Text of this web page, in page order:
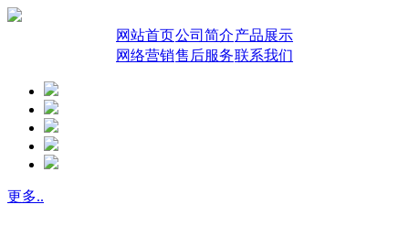
网站首页公司简介产品展示
网络营销售后服务联系我们
更多..